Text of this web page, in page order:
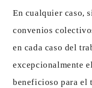
En cualquier caso,
convenios
en cada caso del
excepcionalmente
beneficioso para el